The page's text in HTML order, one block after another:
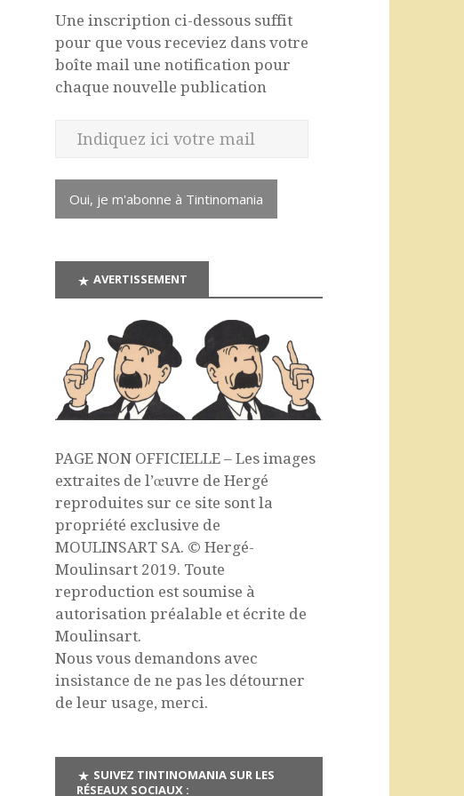
Une inscription ci-dessous suffit
pour que vous receviez dans votre
boîte mail une notification pour
chaque nouvelle publication
Oui, je m'abonne à Tintinomania
AVERTISSEMENT
PAGE NON OFFICIELLE – Les images
extraites de l’œuvre de Hergé
reproduites sur ce site sont la
propriété exclusive de
MOULINSART SA. © Hergé-
Moulinsart 2019. Toute
reproduction est soumise à
autorisation préalable et écrite de
Moulinsart.
Nous vous demandons avec
insistance de ne pas les détourner
de leur usage, merci.
SUIVEZ TINTINOMANIA SUR LES
RÉSEAUX SOCIAUX :